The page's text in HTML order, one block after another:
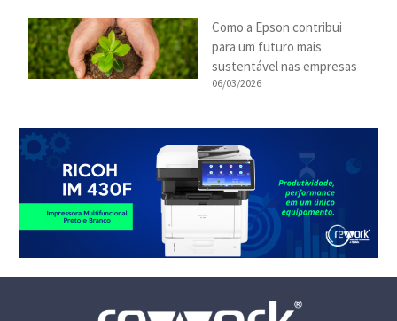
Como a Epson contribui
para um futuro mais
sustentável nas empresas
06/03/2026